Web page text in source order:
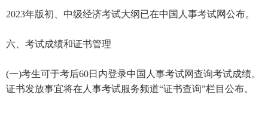
2023年版初、中级经济考试大纲已在中国人事考试网公布。
六、考试成绩和证书管理
(一)考生可于考后60日内登录中国人事考试网查询考试成绩。
证书发放事宜将在人事考试服务频道“证书查询”栏目公布。